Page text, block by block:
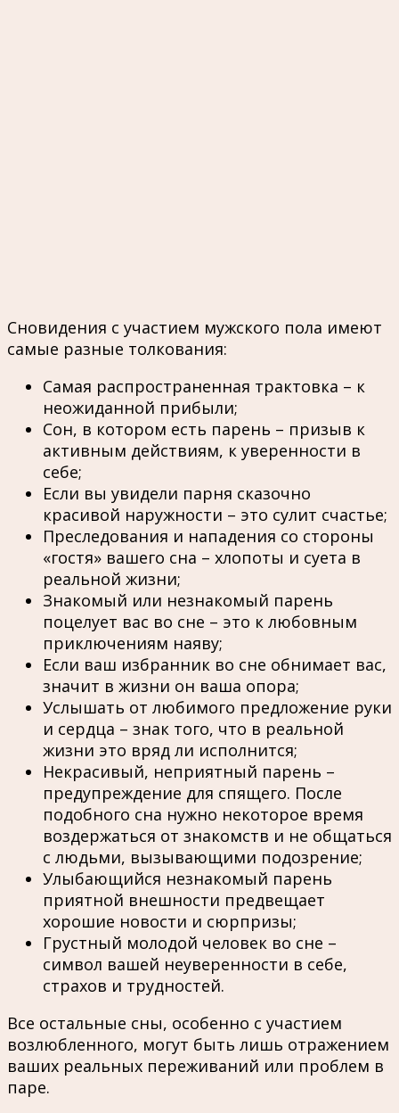
Сновидения с участием мужского пола имеют
самые разные толкования:
Самая распространенная трактовка – к
неожиданной прибыли;
Сон, в котором есть парень – призыв к
активным действиям, к уверенности в
себе;
Если вы увидели парня сказочно
красивой наружности – это сулит счастье;
Преследования и нападения со стороны
«гостя» вашего сна – хлопоты и суета в
реальной жизни;
Знакомый или незнакомый парень
поцелует вас во сне – это к любовным
приключениям наяву;
Если ваш избранник во сне обнимает вас,
значит в жизни он ваша опора;
Услышать от любимого предложение руки
и сердца – знак того, что в реальной
жизни это вряд ли исполнится;
Некрасивый, неприятный парень –
предупреждение для спящего. После
подобного сна нужно некоторое время
воздержаться от знакомств и не общаться
с людьми, вызывающими подозрение;
Улыбающийся незнакомый парень
приятной внешности предвещает
хорошие новости и сюрпризы;
Грустный молодой человек во сне –
символ вашей неуверенности в себе,
страхов и трудностей.
Все остальные сны, особенно с участием
возлюбленного, могут быть лишь отражением
ваших реальных переживаний или проблем в
паре.